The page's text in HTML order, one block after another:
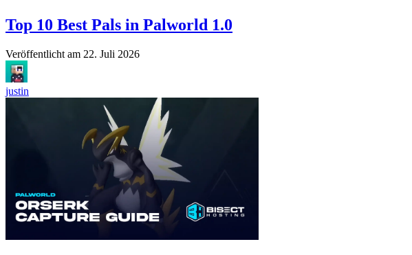
Top 10 Best Pals in Palworld 1.0
Veröffentlicht am 22. Juli 2026
justin